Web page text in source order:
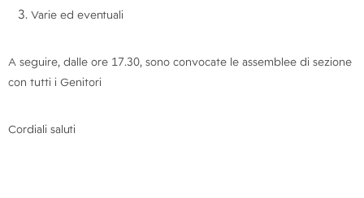
Varie ed eventuali
A seguire, dalle ore 17.30, sono convocate le assemblee di sezione
con tutti i Genitori
Cordiali saluti